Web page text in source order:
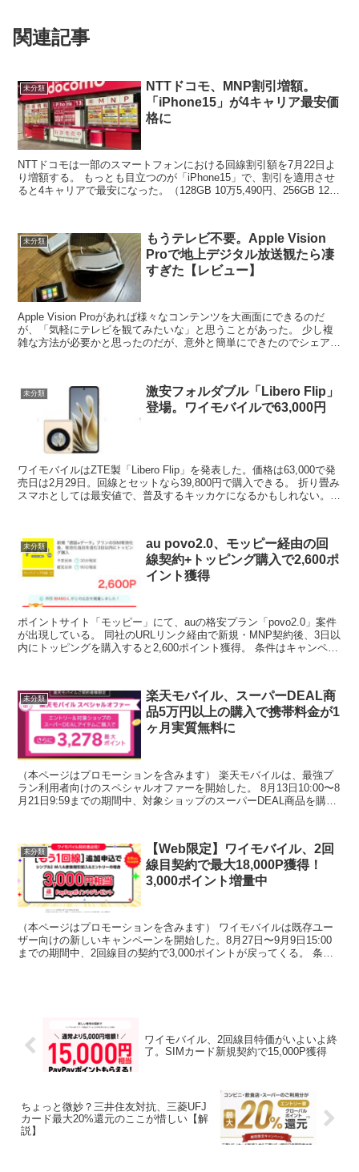
関連記事
未分類
NTTドコモ、MNP割引増額。
「iPhone15」が4キャリア最安価
格に
NTTドコモは一部のスマートフォンにおける回線割引額を7月22日よ
り増額する。 もっとも目立つのが「iPhone15」で、割引を適用させ
ると4キャリアで最安になった。（128GB 10万5,490円、256GB 12万
未分類
もうテレビ不要。Apple Vision
Proで地上デジタル放送観たら凄
すぎた【レビュー】
Apple Vision Proがあれば様々なコンテンツを大画面にできるのだ
が、「気軽にテレビを観てみたいな」と思うことがあった。 少し複
雑な方法が必要かと思ったのだが、意外と簡単にできたのでシェアし
未分類
激安フォルダブル「Libero Flip」
登場。ワイモバイルで63,000円
ワイモバイルはZTE製「Libero Flip」を発表した。価格は63,000で発
売日は2月29日。回線とセットなら39,800円で購入できる。 折り畳み
スマホとしては最安値で、普及するキッカケになるかもしれない。そ
未分類
au povo2.0、モッピー経由の回
線契約+トッピング購入で2,600ポ
イント獲得
ポイントサイト「モッピー」にて、auの格安プラン「povo2.0」案件
が出現している。 同社のURLリンク経由で新規・MNP契約後、3日以
内にトッピングを購入すると2,600ポイント獲得。 条件はキャンペー
未分類
楽天モバイル、スーパーDEAL商
品5万円以上の購入で携帯料金が1
ヶ月実質無料に
（本ページはプロモーションを含みます） 楽天モバイルは、最強プ
ラン利用者向けのスペシャルオファーを開始した。 8月13日10:00〜8
月21日9:59までの期間中、対象ショップのスーパーDEAL商品を購入
未分類
【Web限定】ワイモバイル、2回
線目契約で最大18,000P獲得！
3,000ポイント増量中
（本ページはプロモーションを含みます） ワイモバイルは既存ユー
ザー向けの新しいキャンペーンを開始した。8月27日〜9月9日15:00
までの期間中、2回線目の契約で3,000ポイントが戻ってくる。 条件
ワイモバイル、2回線目特価がいよいよ終
了。SIMカード新規契約で15,000P獲得
ちょっと微妙？三井住友対抗、三菱UFJ
カード最大20%還元のここが惜しい【解
説】